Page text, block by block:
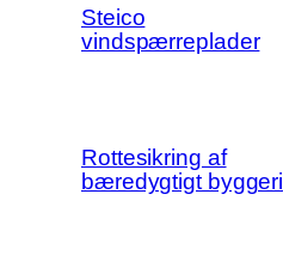
Steico
vindspærreplader
Rottesikring af
bæredygtigt byggeri